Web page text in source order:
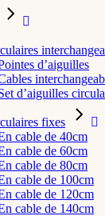
d’aiguilles
d’aiguilles
fixes
cable de 40cm
cable de 60cm
cable de 80cm
cable de 100cm
cable de 120cm
cable de 140cm